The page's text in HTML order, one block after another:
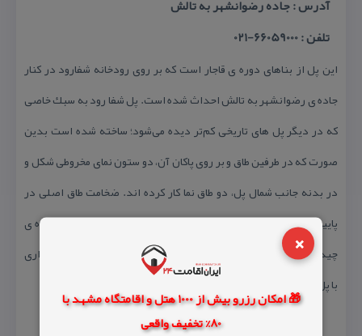
×
🎁 امکان رزرو بیش از 1000 هتل و اقامتگاه مشهد با
80% تخفیف واقعی
آدرس : جاده رضوانشهر به تالش
تلفن : 66059000-021
این پل از بناهای دوره ی قاجار است كه بر روی رودخانه شفارود در كنار
جاده ی رضوانشهر به تالش احداث شده است. پل شفا رود به سبك خاصی
كه در دیگر پل های تاریخی كم‌تر دیده می‌شود؛ ساخته شده است بدین
صورت كه در طرفین طاق و بر روی پاكان آن، دو ستون نمای مخروطی شكل و
در بدنه جانب شمال پل، دو طاق نما كار كرده اند. ضخامت طاق اصلی در
پایین و بالا یك متر است.مصالح به كار رفته در آن آجر و ساروج و نحوه ی
چیدمان آجر ها به صورت افقی می باشد و در حال حاضر به دلیل همجواری
با پل اصلی متروكه باقی مانده است .